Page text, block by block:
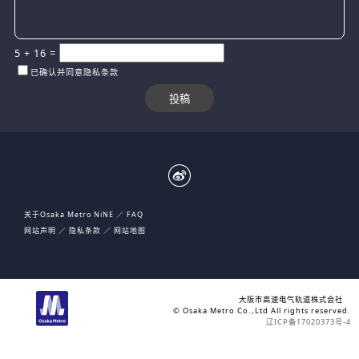
5 + 16 =
已确认并同意隐私条款
关于Osaka Metro NiNE
FAQ
网站声明
隐私条款 网站地图
大阪市高速电气轨道株式会社
© Osaka Metro Co.,Ltd All rights reserved.
辽ICP备17020373号-4